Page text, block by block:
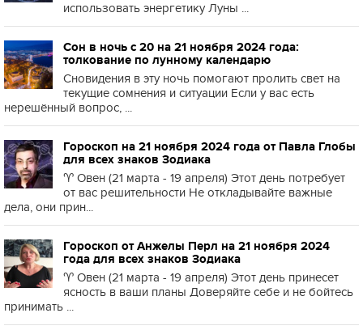
использовать энергетику Луны ...
Сон в ночь с 20 на 21 ноября 2024 года:
толкование по лунному календарю
Сновидения в эту ночь помогают пролить свет на
текущие сомнения и ситуации Если у вас есть
нерешённый вопрос, ...
Гороскоп на 21 ноября 2024 года от Павла Глобы
для всех знаков Зодиака
♈️ Овен (21 марта - 19 апреля) Этот день потребует
от вас решительности Не откладывайте важные
дела, они прин...
Гороскоп от Анжелы Перл на 21 ноября 2024
года для всех знаков Зодиака
♈️ Овен (21 марта - 19 апреля) Этот день принесет
ясность в ваши планы Доверяйте себе и не бойтесь
принимать ...